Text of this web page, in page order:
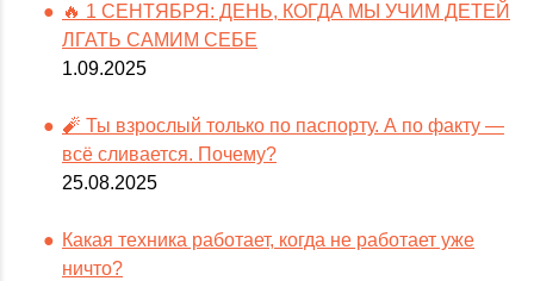
🔥 1 СЕНТЯБРЯ: ДЕНЬ, КОГДА МЫ УЧИМ ДЕТЕЙ
ЛГАТЬ САМИМ СЕБЕ
1.09.2025
🧨 Ты взрослый только по паспорту. А по факту —
всё сливается. Почему?
25.08.2025
Какая техника работает, когда не работает уже
ничто?